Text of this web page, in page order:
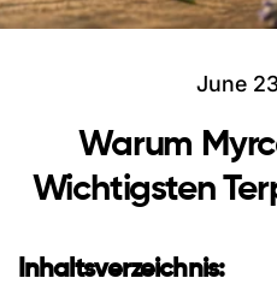
June
Warum
Wichtigsten
Inhaltsverzeichnis: